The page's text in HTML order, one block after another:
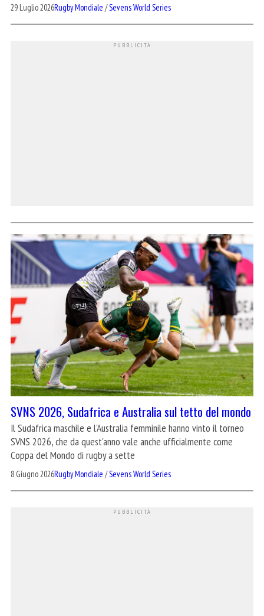
29 Luglio 2026Rugby Mondiale /Sevens World Series
SVNS 2026, Sudafrica e Australia sul tetto del mondo
Il Sudafrica maschile e l'Australia femminile hanno vinto il torneo
SVNS 2026, che da quest'anno vale anche ufficialmente come
Coppa del Mondo di rugby a sette
8 Giugno 2026Rugby Mondiale /Sevens World Series